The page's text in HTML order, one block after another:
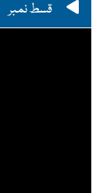
قسط نمبر